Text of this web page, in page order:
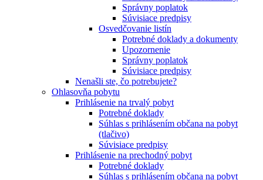
Správny poplatok
Súvisiace predpisy
Osvedčovanie listín
Potrebné doklady a dokumenty
Upozornenie
Správny poplatok
Súvisiace predpisy
Nenašli ste, čo potrebujete?
Ohlasovňa pobytu
Prihlásenie na trvalý pobyt
Potrebné doklady
Súhlas s prihlásením občana na pobyt
(tlačivo)
Súvisiace predpisy
Prihlásenie na prechodný pobyt
Potrebné doklady
Súhlas s prihlásením občana na pobyt